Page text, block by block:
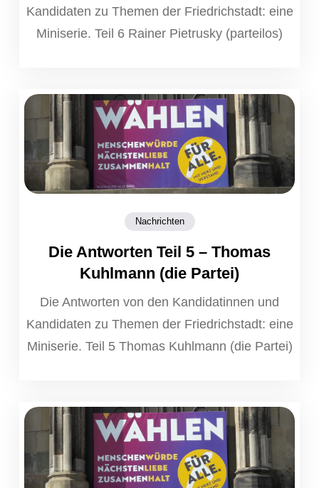
Kandidaten zu Themen der Friedrichstadt: eine
Miniserie. Teil 6 Rainer Pietrusky (parteilos)
Nachrichten
Die Antworten Teil 5 – Thomas
Kuhlmann (die Partei)
Die Antworten von den Kandidatinnen und
Kandidaten zu Themen der Friedrichstadt: eine
Miniserie. Teil 5 Thomas Kuhlmann (die Partei)